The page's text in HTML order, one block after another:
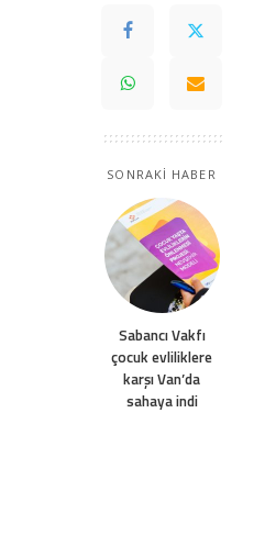
SONRAKİ HABER
Sabancı Vakfı
çocuk evliliklere
karşı Van’da
sahaya indi